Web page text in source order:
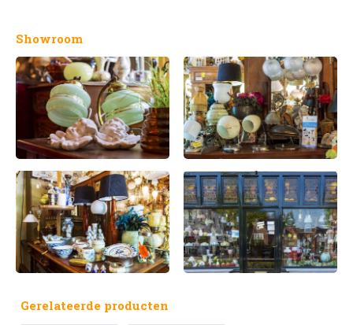
Showroom
Gerelateerde producten